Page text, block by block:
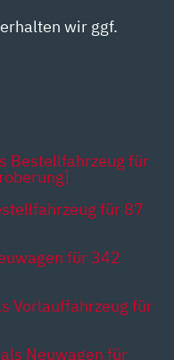
wir ggf.
Bestellfahrzeug für
für 87
für 342
Vorlauffahrzeug für
Neuwagen für